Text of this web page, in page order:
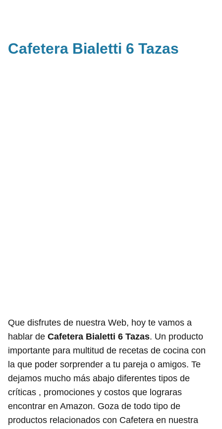
Cafetera Bialetti 6 Tazas
Que disfrutes de nuestra Web, hoy te vamos a
hablar de Cafetera Bialetti 6 Tazas. Un producto
importante para multitud de recetas de cocina con
la que poder sorprender a tu pareja o amigos. Te
dejamos mucho más abajo diferentes tipos de
críticas , promociones y costos que lograras
encontrar en Amazon. Goza de todo tipo de
productos relacionados con Cafetera en nuestra